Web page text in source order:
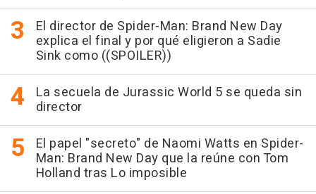
El director de Spider-Man: Brand New Day
explica el final y por qué eligieron a Sadie
Sink como ((SPOILER))
La secuela de Jurassic World 5 se queda sin
director
El papel "secreto" de Naomi Watts en Spider-
Man: Brand New Day que la reúne con Tom
Holland tras Lo imposible